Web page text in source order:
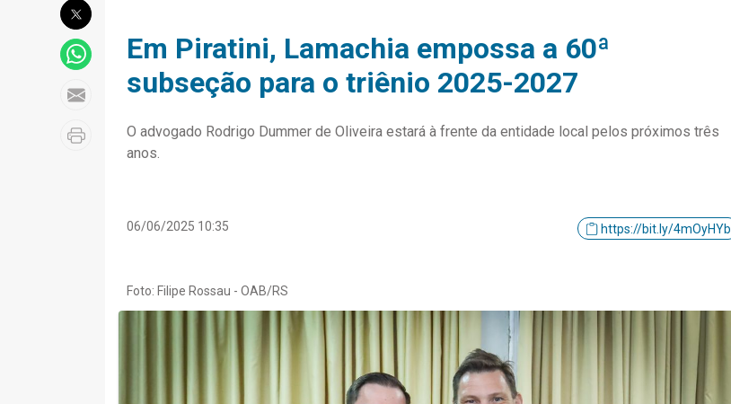
Em Piratini, Lamachia empossa a 60ª
subseção para o triênio 2025-2027
O advogado Rodrigo Dummer de Oliveira estará à frente da entidade local pelos próximos três
anos.
06/06/2025 10:35 https://bit.ly/4mOyHYb
Foto: Filipe Rossau - OAB/RS